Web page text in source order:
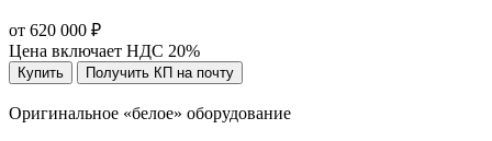
от 620 000 ₽
Цена включает НДС 20%
Купить Получить КП на почту
Оригинальное «белое» оборудование